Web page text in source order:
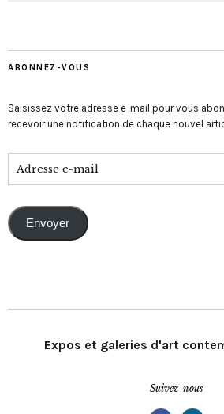
ABONNEZ-VOUS
Saisissez votre adresse e-mail pour vous
recevoir une notification de chaque nouvel
Envoyer
Expos et galeries d'art
Suivez-nous